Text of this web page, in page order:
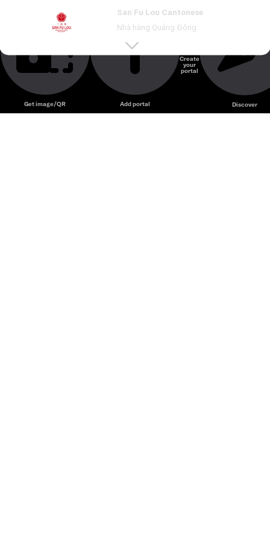
San Fu Lou Cantonese
Nhà hàng Quảng Đông
Unmute
dimsum, vịt quay và món Hoa truyền thống.
Get image/QR Add portal
Create
your
portal
Discover